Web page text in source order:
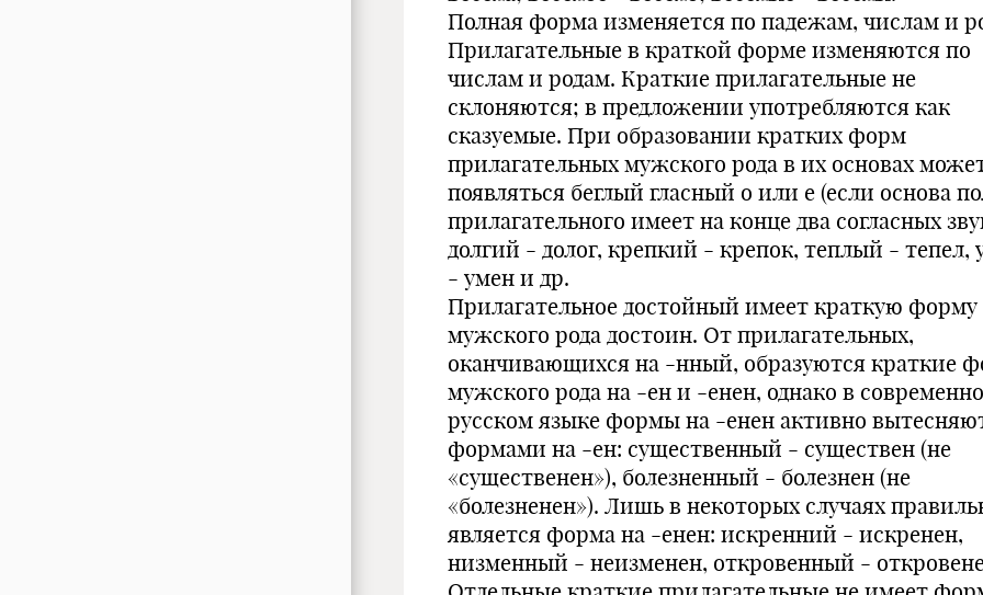
Полная форма изменяется по падежам, числам и
Прилагательные в краткой форме изменяются по
числам и родам. Краткие прилагательные не
склоняются; в предложении употребляются как
сказуемые. При образовании кратких форм
прилагательных мужского рода в их основах
появляться беглый гласный о или е (если основа
прилагательного имеет на конце два согласных
долгий - долог, крепкий - крепок, теплый - тепел,
- умен и др.
Прилагательное достойный имеет краткую форму
мужского рода достоин. От прилагательных,
оканчивающихся на -нный, образуются краткие
мужского рода на -ен и -енен, однако в
русском языке формы на -енен активно
формами на -ен: существенный - существен (не
«существенен»), болезненный - болезнен (не
«болезненен»). Лишь в некоторых случаях
является форма на -енен: искренний - искренен,
низменный - неизменен, откровенный -